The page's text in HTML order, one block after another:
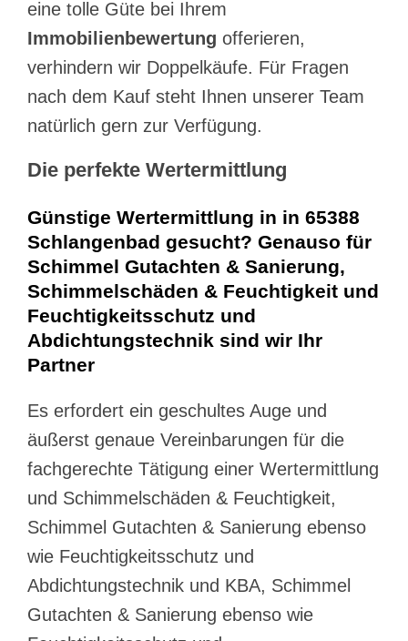
eine tolle Güte bei Ihrem
Immobilienbewertung offerieren,
verhindern wir Doppelkäufe. Für Fragen
nach dem Kauf steht Ihnen unserer Team
natürlich gern zur Verfügung.
Die perfekte Wertermittlung
Günstige Wertermittlung in in 65388
Schlangenbad gesucht? Genauso für
Schimmel Gutachten & Sanierung,
Schimmelschäden & Feuchtigkeit und
Feuchtigkeitsschutz und
Abdichtungstechnik sind wir Ihr
Partner
Es erfordert ein geschultes Auge und
äußerst genaue Vereinbarungen für die
fachgerechte Tätigung einer Wertermittlung
und Schimmelschäden & Feuchtigkeit,
Schimmel Gutachten & Sanierung ebenso
wie Feuchtigkeitsschutz und
Abdichtungstechnik und KBA, Schimmel
Gutachten & Sanierung ebenso wie